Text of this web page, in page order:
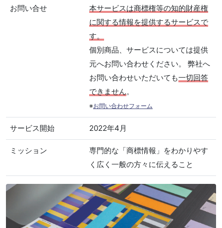
お問い合せ
本サービスは商標権等の知的財産権
に関する情報を提供するサービスで
す。
個別商品、サービスについては提供
元へお問い合わせください。 弊社へ
お問い合わせいただいても一切回答
できません。
※お問い合わせフォーム
サービス開始 2022年4月
ミッション
専門的な「商標情報」をわかりやす
く広く一般の方々に伝えること